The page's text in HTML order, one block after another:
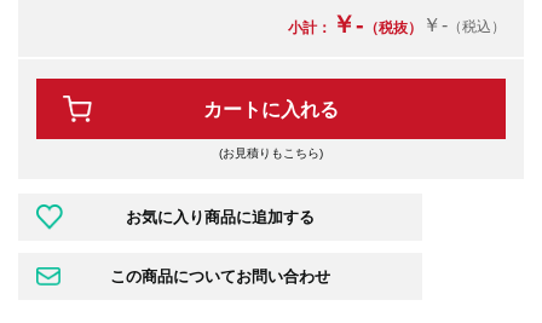
小計： ￥- （税抜） ￥- （税込）
カートに入れる
(お見積りもこちら)